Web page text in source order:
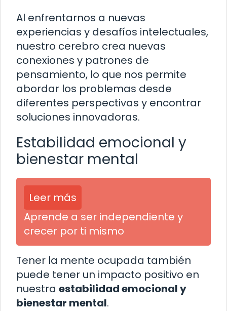
Al enfrentarnos a nuevas
experiencias y desafíos intelectuales,
nuestro cerebro crea nuevas
conexiones y patrones de
pensamiento, lo que nos permite
abordar los problemas desde
diferentes perspectivas y encontrar
soluciones innovadoras.
Estabilidad emocional y
bienestar mental
Leer más
Aprende a ser independiente y
crecer por ti mismo
Tener la mente ocupada también
puede tener un impacto positivo en
nuestra estabilidad emocional y
bienestar mental.